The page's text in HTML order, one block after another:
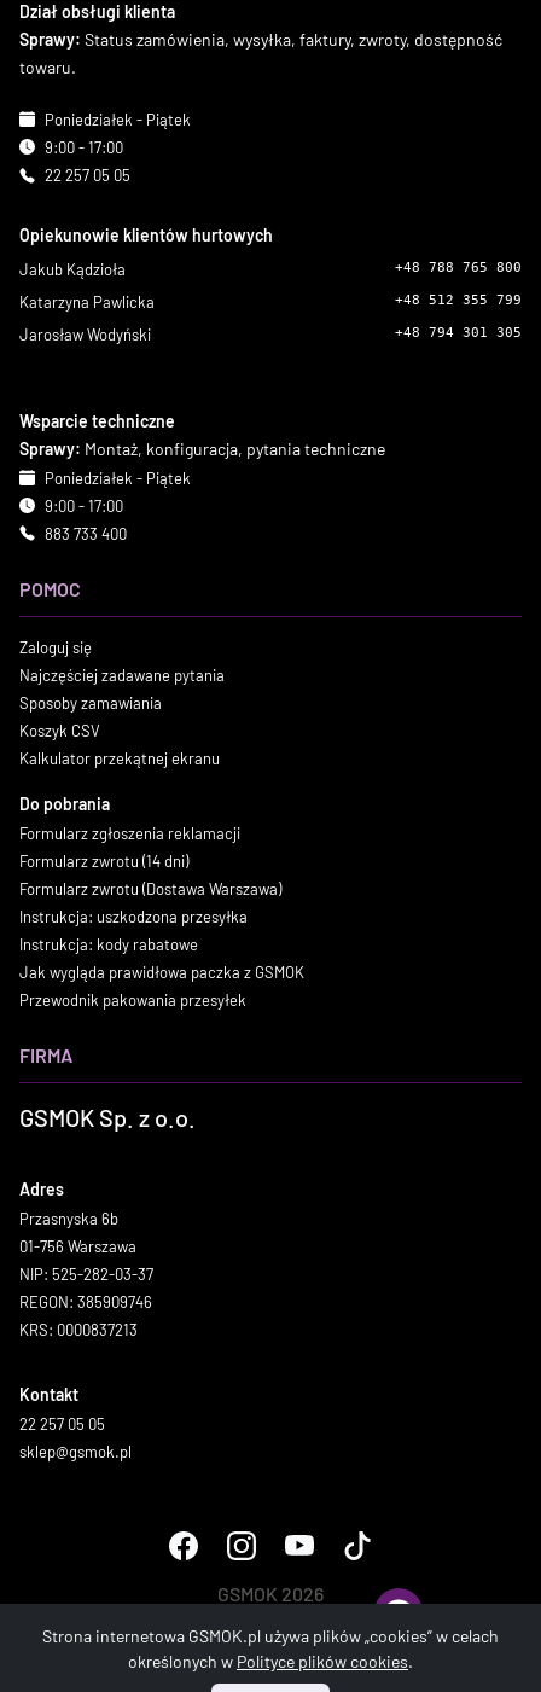
Dział obsługi klienta
Sprawy: Status zamówienia, wysyłka, faktury, zwroty, dostępność
towaru.
Poniedziałek - Piątek
9:00 - 17:00
22 257 05 05
Opiekunowie klientów hurtowych
Jakub Kądzioła +48 788 765 800
Katarzyna Pawlicka +48 512 355 799
Jarosław Wodyński +48 794 301 305
Wsparcie techniczne
Sprawy: Montaż, konfiguracja, pytania techniczne
Poniedziałek - Piątek
9:00 - 17:00
883 733 400
POMOC
Zaloguj się
Najczęściej zadawane pytania
Sposoby zamawiania
Koszyk CSV
Kalkulator przekątnej ekranu
Do pobrania
Formularz zgłoszenia reklamacji
Formularz zwrotu (14 dni)
Formularz zwrotu (Dostawa Warszawa)
Instrukcja: uszkodzona przesyłka
Instrukcja: kody rabatowe
Jak wygląda prawidłowa paczka z GSMOK
Przewodnik pakowania przesyłek
FIRMA
GSMOK Sp. z o.o.
Adres
Przasnyska 6b
01-756 Warszawa
NIP: 525-282-03-37
REGON: 385909746
KRS: 0000837213
Kontakt
22 257 05 05
sklep@gsmok.pl
GSMOK 2026
Strona internetowa GSMOK.pl używa plików „cookies” w celach
określonych w Polityce plików cookies.